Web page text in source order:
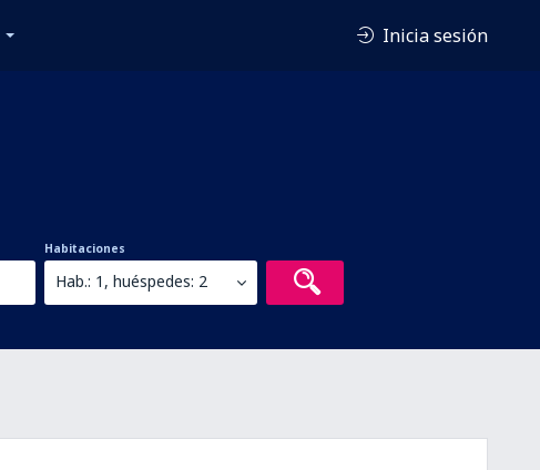
Inicia sesión
Habitaciones
Hab.: 1, huéspedes: 2